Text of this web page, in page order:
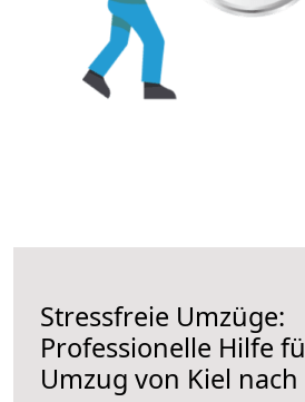
Stressfreie Umzüge:
Professionelle Hilfe
Umzug von Kiel